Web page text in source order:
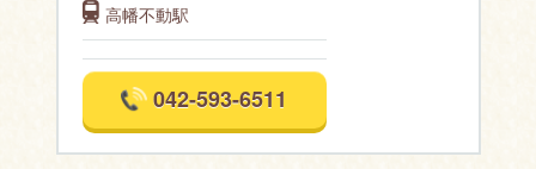
高幡不動駅
042-593-6511